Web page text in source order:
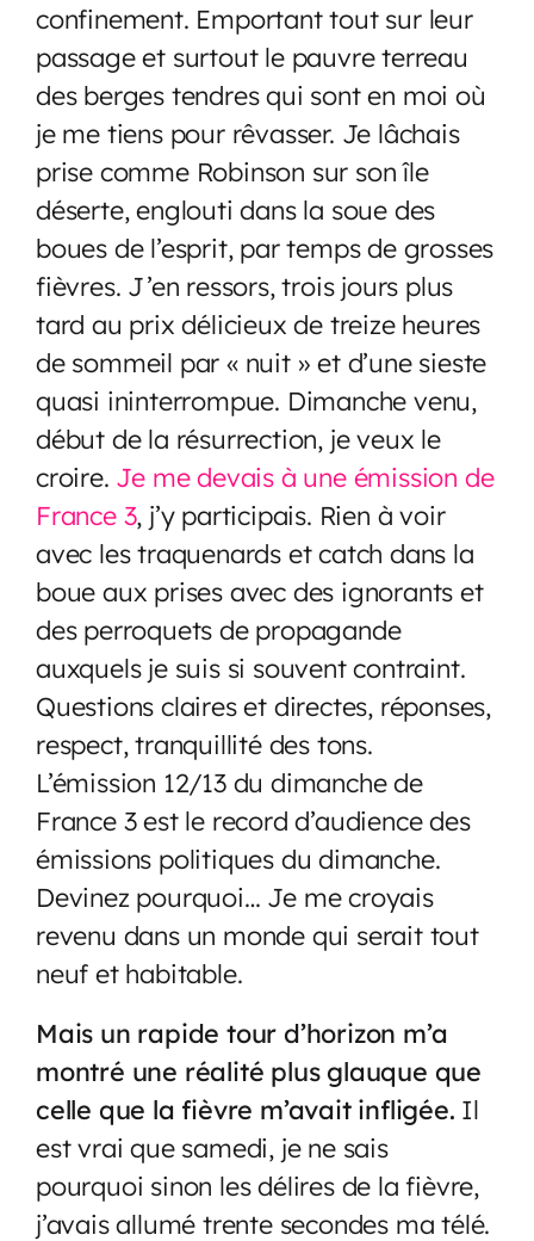
confinement. Emportant tout sur leur
passage et surtout le pauvre terreau
des berges tendres qui sont en moi où
je me tiens pour rêvasser. Je lâchais
prise comme Robinson sur son île
déserte, englouti dans la soue des
boues de l’esprit, par temps de grosses
fièvres. J’en ressors, trois jours plus
tard au prix délicieux de treize heures
de sommeil par « nuit » et d’une sieste
quasi ininterrompue. Dimanche venu,
début de la résurrection, je veux le
croire. Je me devais à une émission de
France 3, j’y participais. Rien à voir
avec les traquenards et catch dans la
boue aux prises avec des ignorants et
des perroquets de propagande
auxquels je suis si souvent contraint.
Questions claires et directes, réponses,
respect, tranquillité des tons.
L’émission 12/13 du dimanche de
France 3 est le record d’audience des
émissions politiques du dimanche.
Devinez pourquoi… Je me croyais
revenu dans un monde qui serait tout
neuf et habitable.
Mais un rapide tour d’horizon m’a
montré une réalité plus glauque que
celle que la fièvre m’avait infligée. Il
est vrai que samedi, je ne sais
pourquoi sinon les délires de la fièvre,
j’avais allumé trente secondes ma télé.